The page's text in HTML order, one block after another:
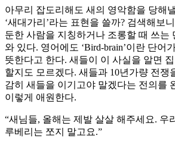
아무리 잡도리해도 새의 영악함을 당해
‘새대가리’라는 표현을 쓸까? 검색해보
둔한 사람을 지칭하거나 조롱할 때 쓰는
와 있다. 영어에도 ‘Bird-brain’이란 단어
뜻한다고 한다. 새들이 이 사실을 알면
할지도 모르겠다. 새들과 10년가량 전쟁
감히 새들을 이기고야 말겠다는 전의를
이렇게 애원한다.
“새님들, 올해는 제발 살살 해주세요. 우
루베리는 쪼지 말고요.”